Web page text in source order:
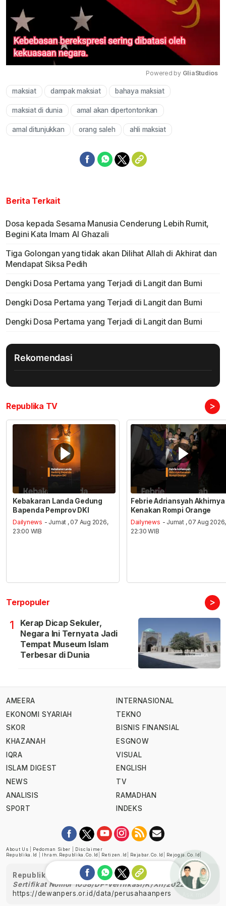
Powered by GliaStudios
maksiat dampak maksiat bahaya maksiat
maksiat di dunia amal akan dipertontonkan
amal ditunjukkan orang saleh ahli maksiat
Berita Terkait
Dosa kepada Sesama Manusia Cenderung Lebih Rumit,
Begini Kata Imam Al Ghazali
Tiga Golongan yang tidak akan Dilihat Allah di Akhirat dan
Mendapat Siksa Pedih
Dengki Dosa Pertama yang Terjadi di Langit dan Bumi
Dengki Dosa Pertama yang Terjadi di Langit dan Bumi
Dengki Dosa Pertama yang Terjadi di Langit dan Bumi
Rekomendasi
Republika TV >
Kebakaran Landa Gedung
Bapenda Pemprov DKI
Dailynews - Jumat , 07 Aug 2026,
23:00 WIB
Febrie Adriansyah Akhirnya
Kenakan Rompi Orange
Dailynews - Jumat , 07 Aug 2026,
22:30 WIB
Terpopuler >
1
Kerap Dicap Sekuler,
Negara Ini Ternyata Jadi
Tempat Museum Islam
Terbesar di Dunia
AMEERA
EKONOMI SYARIAH
SKOR
KHAZANAH
IQRA
ISLAM DIGEST
NEWS
ANALISIS
SPORT
INTERNASIONAL
TEKNO
BISNIS FINANSIAL
ESGNOW
VISUAL
ENGLISH
TV
RAMADHAN
INDEKS
About Us Pedoman Siber
Disclaimer
Republika.id
Ihram.republika.co.id Retizen.id Rejabar.co.id Rejogja.co.id
Republika telah diverifikasi oleh Dewan Pers
Sertifikat Nomor 1058/DP-Verifikasi/K/XII/2022
https://dewanpers.or.id/data/perusahaanpers